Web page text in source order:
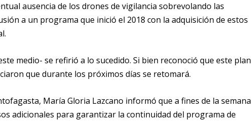
ausencia de los drones de vigilancia sobrevolando las
a un programa que inició el 2018 con la adquisición de estos
medio- se refirió a lo sucedido. Si bien reconoció que este plan
que durante los próximos días se retomará.
María Gloria Lazcano informó que a fines de la semana
adicionales para garantizar la continuidad del programa de